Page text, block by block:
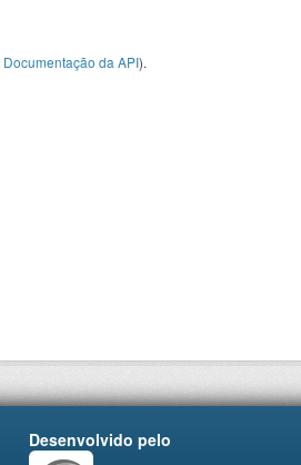
Documentação da API).
Desenvolvido pelo